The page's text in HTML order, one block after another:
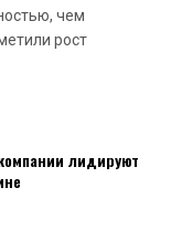
чем
рост
лидируют